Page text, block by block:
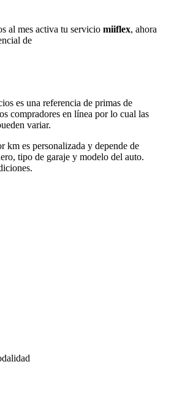
al mes activa tu servicio miiflex, ahora
de
es una referencia de primas de
compradores en línea por lo cual las
variar.
km es personalizada y depende de
tipo de garaje y modelo del auto.